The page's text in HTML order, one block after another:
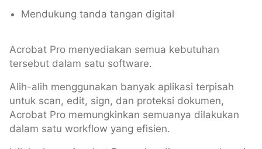
Mendukung tanda tangan digital
Acrobat Pro menyediakan semua kebutuhan
tersebut dalam satu software.
Alih-alih menggunakan banyak aplikasi terpisah
untuk scan, edit, sign, dan proteksi dokumen,
Acrobat Pro memungkinkan semuanya dilakukan
dalam satu workflow yang efisien.